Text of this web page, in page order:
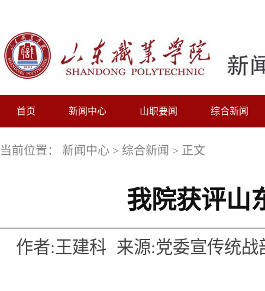
首页 新闻中心 山职要闻 综合新闻
当前位置： 新闻中心 > 综合新闻 > 正文
我院获评山
作者:王建科 来源:党委宣传统